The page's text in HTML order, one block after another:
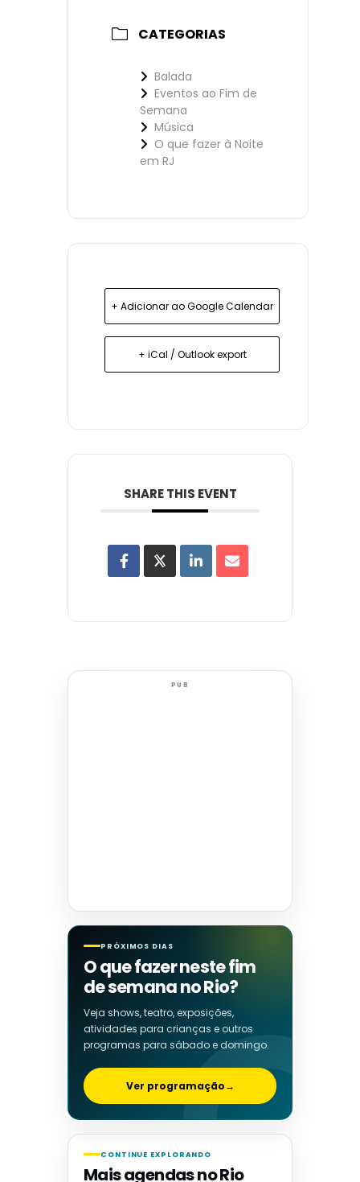
CATEGORIAS
Balada
Eventos ao Fim de
Semana
Música
O que fazer à Noite
em RJ
+ Adicionar ao Google Calendar
+ iCal / Outlook export
SHARE THIS EVENT
PUB
PRÓXIMOS DIAS
O que fazer neste fim
de semana no Rio?
Veja shows, teatro, exposições,
atividades para crianças e outros
programas para sábado e domingo.
Ver programação→
CONTINUE EXPLORANDO
Mais agendas no Rio